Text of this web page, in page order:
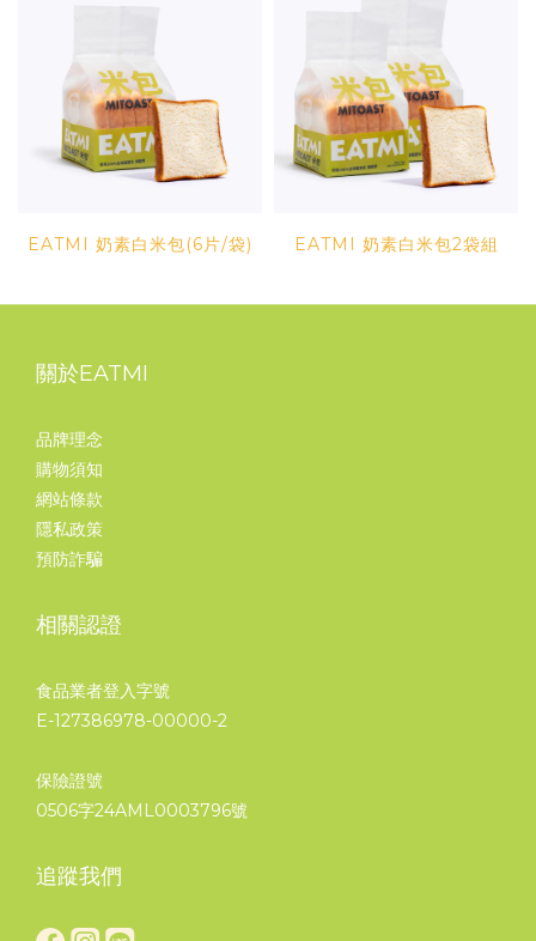
EATMI 奶素白米包(6片/袋) EATMI 奶素白米包2袋組
關於EATMI
品牌理念
購物須知
網站條款
隱私政策
預防詐騙
相關認證
食品業者登入字號
E-127386978-00000-2
保險證號
0506字24AML0003796號
追蹤我們